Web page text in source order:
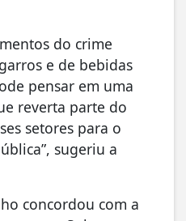
do crime
e de bebidas
pensar em uma
reverta parte do
setores para o
sugeriu a
concordou com a